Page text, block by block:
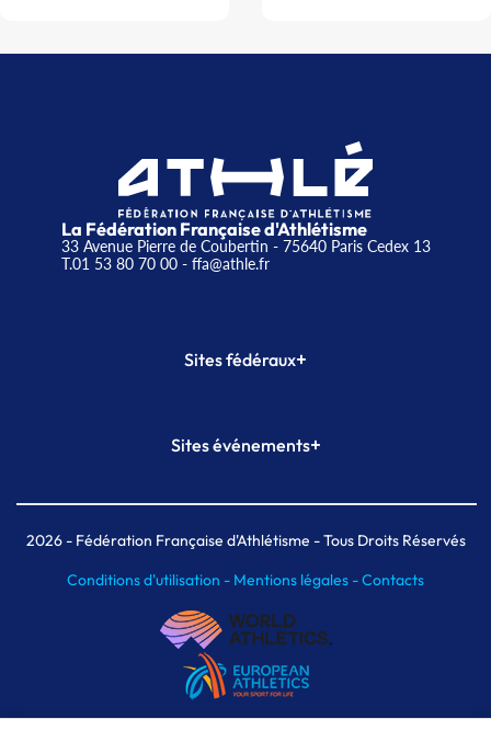
La Fédération Française d'Athlétisme
33 Avenue Pierre de Coubertin - 75640 Paris Cedex 13
T.01 53 80 70 00- ffa@athle.fr
Sites fédéraux+
Plateforme Formation
Sites événements+
Meeting de Paris indoor
MAIF Ekiden de Paris
2026- Fédération Française d'Athlétisme - Tous Droits Réservés
Conditions d'utilisation - Mentions légales -Contacts